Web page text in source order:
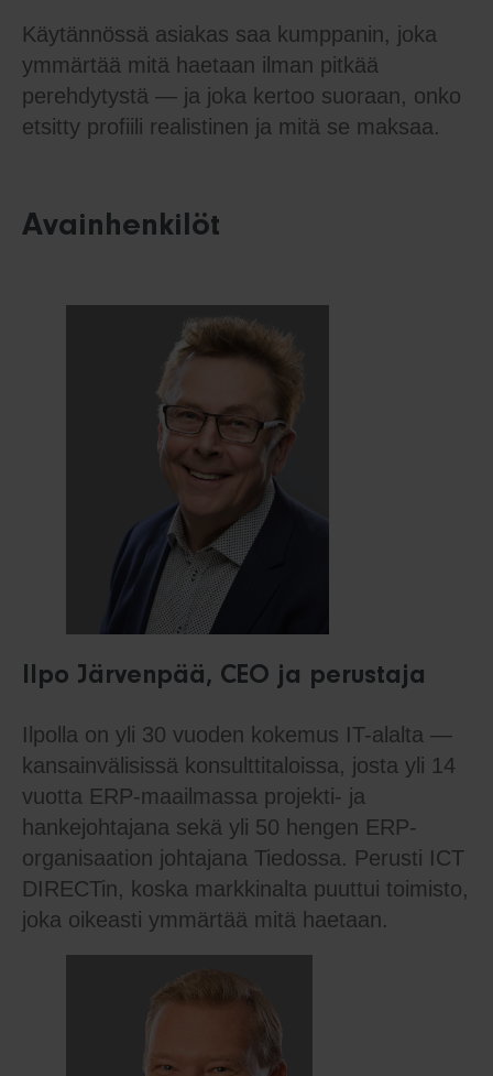
Käytännössä asiakas saa kumppanin, joka
ymmärtää mitä haetaan ilman pitkää
perehdytystä — ja joka kertoo suoraan, onko
etsitty profiili realistinen ja mitä se maksaa.
Avainhenkilöt
Ilpo Järvenpää, CEO ja perustaja
Ilpolla on yli 30 vuoden kokemus IT-alalta —
kansainvälisissä konsulttitaloissa, josta yli 14
vuotta ERP-maailmassa projekti- ja
hankejohtajana sekä yli 50 hengen ERP-
organisaation johtajana Tiedossa. Perusti ICT
DIRECTin, koska markkinalta puuttui toimisto,
joka oikeasti ymmärtää mitä haetaan.